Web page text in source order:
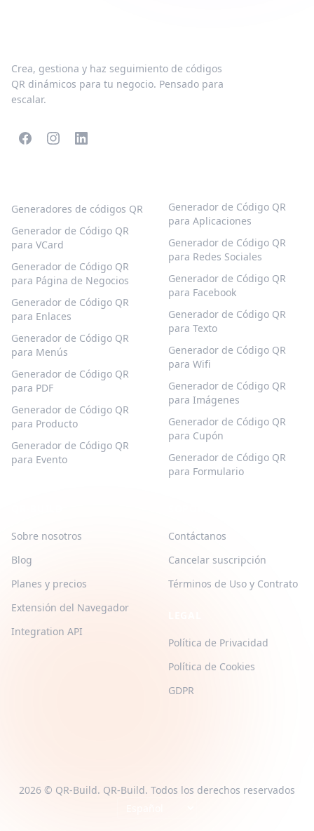
Crea, gestiona y haz seguimiento de códigos
QR dinámicos para tu negocio. Pensado para
escalar.
Generadores de códigos QR
Generador de Código QR
para VCard
Generador de Código QR
para Página de Negocios
Generador de Código QR
para Enlaces
Generador de Código QR
para Menús
Generador de Código QR
para PDF
Generador de Código QR
para Producto
Generador de Código QR
para Evento
Generador de Código QR
para Aplicaciones
Generador de Código QR
para Redes Sociales
Generador de Código QR
para Facebook
Generador de Código QR
para Texto
Generador de Código QR
para Wifi
Generador de Código QR
para Imágenes
Generador de Código QR
para Cupón
Generador de Código QR
para Formulario
Sobre nosotros
Blog
Planes y precios
Extensión del Navegador
Integration API
Contáctanos
Cancelar suscripción
Términos de Uso y Contrato
Política de Privacidad
Política de Cookies
GDPR
2026 © QR-Build. QR-Build. Todos los derechos reservados